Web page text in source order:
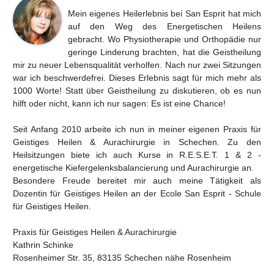
Mein eigenes Heilerlebnis bei San Esprit hat mich
auf den Weg des Energetischen Heilens
gebracht. Wo Physiotherapie und Orthopädie nur
geringe Linderung brachten, hat die Geistheilung
mir zu neuer Lebensqualität verholfen. Nach nur zwei Sitzungen
war ich beschwerdefrei. Dieses Erlebnis sagt für mich mehr als
1000 Worte! Statt über Geistheilung zu diskutieren, ob es nun
hilft oder nicht, kann ich nur sagen: Es ist eine Chance!
Seit Anfang 2010 arbeite ich nun in meiner eigenen Praxis für
Geistiges Heilen & Aurachirurgie in Schechen. Zu den
Heilsitzungen biete ich auch Kurse in R.E.S.E.T. 1 & 2 -
energetische Kiefergelenksbalancierung und Aurachirurgie an.
Besondere Freude bereitet mir auch meine Tätigkeit als
Dozentin für Geistiges Heilen an der Ecole San Esprit - Schule
für Geistiges Heilen.
Praxis für Geistiges Heilen & Aurachirurgie
Kathrin Schinke
Rosenheimer Str. 35, 83135 Schechen nähe Rosenheim